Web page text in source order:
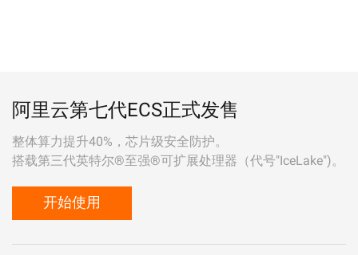
阿里云第七代ECS正式发售
整体算力提升40%，芯片级安全防护。
搭载第三代英特尔®至强®可扩展处理器（代号"IceLake")。
开始使用